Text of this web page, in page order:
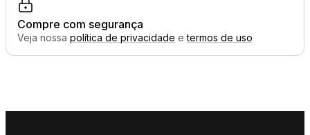
Compre com segurança
Veja nossa política de privacidade etermos de uso